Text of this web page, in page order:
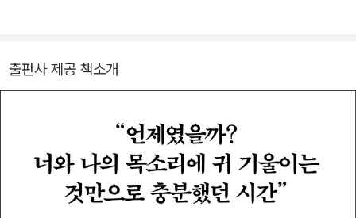
〈클래스e〉 등 여러 프로그램에 출연해 인문학으로서 시의 매력을 꾸
인생이라 부르는 것들》 《현대시의 이념과 논리》 등이 있다.
출판사 제공 책소개